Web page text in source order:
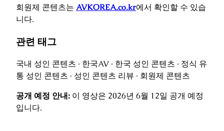
회원제 콘텐츠는 AVKOREA.co.kr에서 확인할 수 있습
니다.
관련 태그
국내 성인 콘텐츠 · 한국AV · 한국 성인 콘텐츠 · 정식 유
통 성인 콘텐츠 · 성인 콘텐츠 리뷰 · 회원제 콘텐츠
공개 예정 안내: 이 영상은 2026년 6월 12일 공개 예정
입니다.